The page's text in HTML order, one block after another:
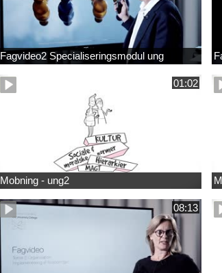
Fagvideo2 Specialiseringsmodul ung
01:02
Mobning - ung2
08:13